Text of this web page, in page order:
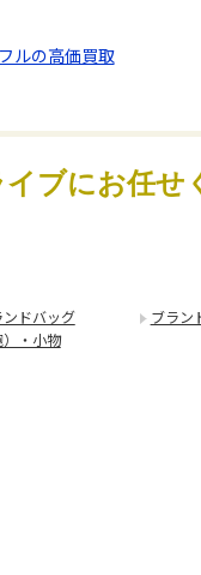
ルの高価買取
ブにお任せ
ンドバッグ
）・小物
ブラン